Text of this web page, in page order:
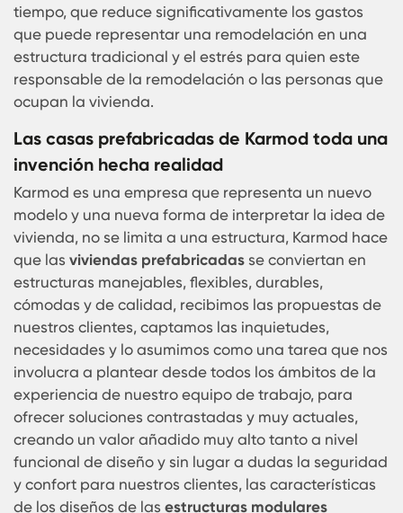
ya tendrá su vivienda modular prefabricada
amplia o sus habitaciones con diseños distintos,
requerirá de realizar grandes nubes de polvo y
escombros, a su vez, puede implicar según la
los cambios se podrán realizar en cortos lapsos
tiempo, que reduce significativamente los gastos
que puede representar una remodelación en
estructura tradicional y el estrés para quien este
responsable de la remodelación o las personas
ocupan la vivienda.
Las casas prefabricadas de Karmod toda
invención hecha realidad
Karmod es una empresa que representa un
modelo y una nueva forma de interpretar la
vivienda, no se limita a una estructura, Karmod
que las viviendas prefabricadasse conviertan
estructuras manejables, flexibles, durables,
cómodas y de calidad, recibimos las propuestas